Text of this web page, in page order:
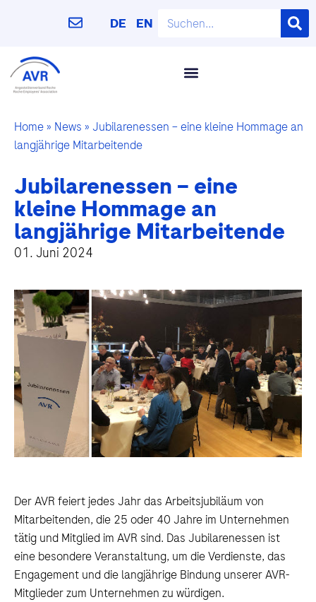
DE EN
Home» News » Jubilarenessen – eine kleine Hommage an
langjährige Mitarbeitende
Jubilarenessen – eine
kleine Hommage an
langjährige Mitarbeitende
01. Juni 2024
Der AVR feiert jedes Jahr das Arbeitsjubiläum von
Mitarbeitenden, die 25 oder 40 Jahre im Unternehmen
tätig und Mitglied im AVR sind. Das Jubilarenessen ist
eine besondere Veranstaltung, um die Verdienste, das
Engagement und die langjährige Bindung unserer AVR-
Mitglieder zum Unternehmen zu würdigen.